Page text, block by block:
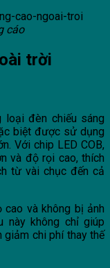
cáo
trời
loại đèn chiếu sáng
biệt được sử dụng
Với chip LED COB,
và độ rọi cao, thích
từ vài chục đến cả
và không bị ảnh
này không chỉ giúp
giảm chi phí thay thế